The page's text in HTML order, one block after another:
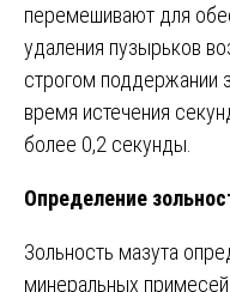
перемешивают для
удаления пузырьков
строгом поддержании
время истечения
более 0,2 секунды.
Определение
Зольность мазута
минеральных